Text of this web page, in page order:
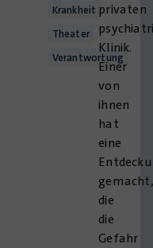
Krankheit
Theater
Verantwortung
privaten
Klinik.
Einer
von
ihnen
hat
eine
gemacht,
die
die
Gefahr